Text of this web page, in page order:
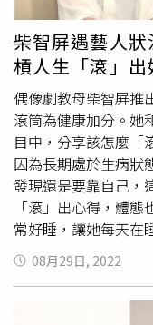
柴智屏遇藝人
槓人生「滾」出
偶像劇教母柴智屏推
滾筒為健康加分。她
目中，分享該怎麼「
因為長期處於生病狀
發現還是要靠自己，
「滾」出心得，體態
常好睡，讓她每天在
紹滾筒的使用方式，
肌肉，強調初學者每
專心和身體對話，「
08月29日, 2022